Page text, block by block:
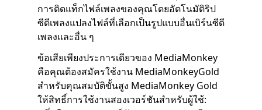
การติดแท็กไฟล์เพลงของคุณโดยอัตโนมัติริป
ซีดีเพลงแปลงไฟล์ที่เลือกเป็นรูปแบบอื่นเบิร์นซีดี
เพลงและอื่น ๆ
ข้อเสียเพียงประการเดียวของ MediaMonkey
คือคุณต้องสมัครใช้งาน MediaMonkeyGold
สำหรับคุณสมบัติขั้นสูง MediaMonkey Gold
ให้สิทธิ์การใช้งานสองเวอร์ชันสำหรับผู้ใช้: